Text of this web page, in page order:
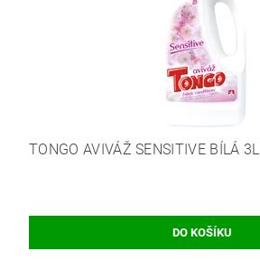
TONGO AVIVÁŽ SENSITIVE BÍLÁ 3L